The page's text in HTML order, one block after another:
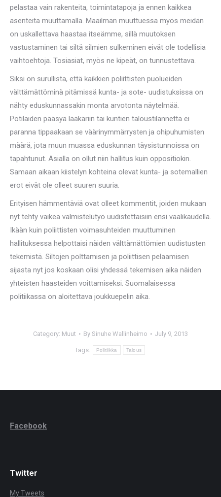
pelastaa vain rakenteita, toimintatapoja ja ennen kaikkea
asenteita muuttamalla. Maailman muuttuessa myös meidän
on uskallettava haastaa itseämme, sillä muutoksen
vastustaminen tai siltä silmien sulkeminen eivät ole todellisia
vaihtoehtoja. Tosiasiat, myös ne kipeät, on tunnustettava.
Siksi on surullista, että kaikkien poliittisten puolueiden
välttämättöminä pitämissä kunta- ja sote- uudistuksissa on
nähty eduskunnassakin monta arvotonta näytelmää.
Potilaiden pääsyä lääkäriin tai kuntien taloustilannetta ei
paranna tippaakaan se väärinymmärrysten ja ohipuhumisten
määrä, jota muun muassa eduskunnan täysistunnoissa on
tapahtunut. Asialla on ollut niin hallitus kuin oppositiokin.
Samaan aikaan kiistelyn kohteina olevat kunta- ja sotemallien
erot eivät ole olleet suuren suuria.
Erityisen hämmentäviä ovat olleet kommentit, joiden mukaan
nyt tehty vaikea valmistelutyö uudistettaisiin ensi vaalikaudella.
Ikään kuin poliittisten voimasuhteiden muuttuminen
hallituksessa helpottaisi näiden välttämättömien uudistusten
tekemistä. Siltojen polttamisen ja poliittisen pelaamisen
sijasta nyt jos koskaan olisi yhdessä tekemisen aika näiden
yhteisten haasteiden voittamiseksi. Suomalaisessa
politiikassa on aloitettava joukkuepelin aika.
Category: Muut By Sinuhe Wallinheimo July 9, 2013
Tags: Politiikka Talous
Facebook
Twitter
My Tweets